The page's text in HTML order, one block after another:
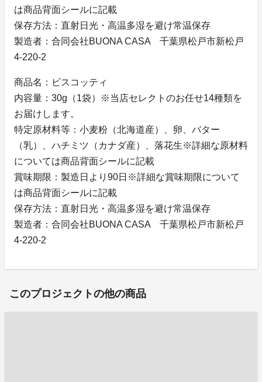
は商品背面シールに記載
保存方法：直射日光・高温多湿を避け常温保存
製造者：合同会社BUONA CASA 千葉県松戸市新松戸
4-220-2
商品名：ビスコッティ
内容量：30g（1袋）※当店セレクトのお任せ14種類を
お届けします。
特定原材料等：小麦粉（北海道産）、卵、バター
（乳）、ハチミツ（カナダ産）、落花生※詳細な原材料
については商品背面シールに記載
賞味期限：製造日より90日※詳細な賞味期限について
は商品背面シールに記載
保存方法：直射日光・高温多湿を避け常温保存
製造者：合同会社BUONA CASA 千葉県松戸市新松戸
4-220-2
このプロジェクトの他の商品